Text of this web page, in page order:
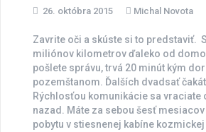
26. októbra 2015 Michal Novota
Zavrite oči a skúste si to predstaviť.
miliónov kilometrov ďaleko od
pošlete správu, trvá 20 minút kým
pozemštanom. Ďalších dvadsať
Rýchlosťou komunikácie sa vraciate
nazad. Máte za sebou šesť
pobytu v stiesnenej kabíne